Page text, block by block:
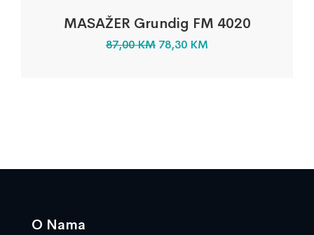
MASAŽER Grundig FM 4020
87,00KM 78,30 KM
O Nama